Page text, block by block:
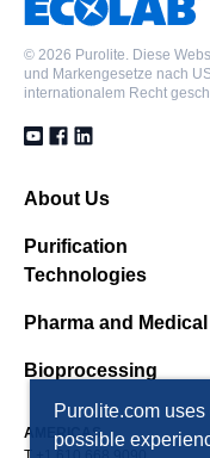
Purolite.com
possible
© 2026 Purolite. Diese
und Markengesetze nach
internationalem Recht
About Us
Purification
Technologies
Pharma and Medical
Bioprocessing
AMERICAS